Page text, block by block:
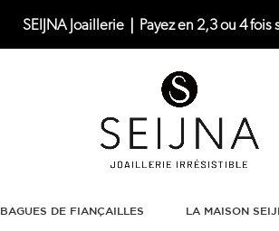
SEIJNA Joaillerie｜Payez en 2,3 ou 4 fois
BAGUES DE FIANÇAILLES LA MAISON